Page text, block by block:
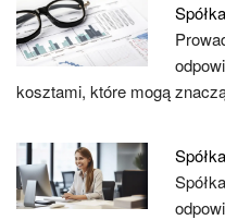
kosztami, które mogą